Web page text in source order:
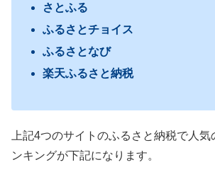
さとふる
ふるさとチョイス
ふるさとなび
楽天ふるさと納税
上記4つのサイトのふるさと納税で人
ンキングが下記になります。